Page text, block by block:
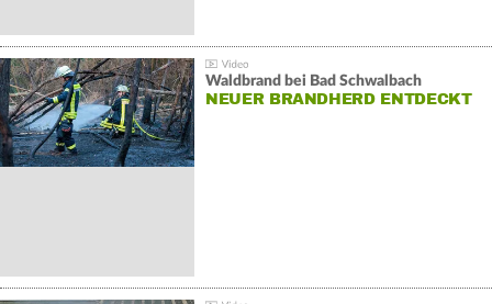
Waldbrand bei Bad Schwalbach
NEUER BRANDHERD ENTDECKT